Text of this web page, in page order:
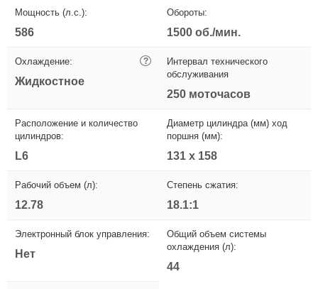
Мощность (л.с.):
586
Обороты:
1500 об./мин.
Охлаждение: ?
Жидкостное
Интервал технического
обслуживания
250 моточасов
Расположение и количество
цилиндров:
L6
Диаметр цилиндра (мм) ход
поршня (мм):
131 x 158
Рабочий объем (л):
12.78
Степень сжатия:
18.1:1
Электронный блок управления:
Нет
Общий объем системы
охлаждения (л):
44